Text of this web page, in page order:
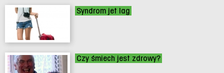
Syndrom jet lag
Czy śmiech jest zdrowy?